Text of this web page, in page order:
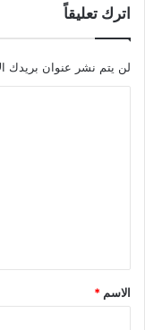
اترك تعليقاً
لن يتم نشر عنوان بريدك
*
الاسم *